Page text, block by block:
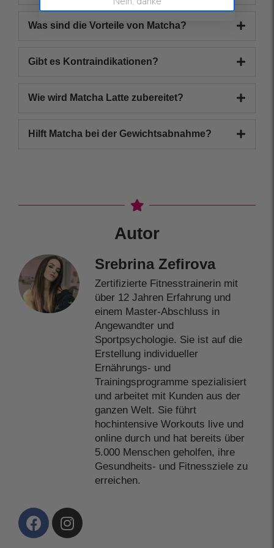
Was sind die Vorteile von Matcha?
Gibt es Kontraindikationen?
Wie wird Matcha Latte zubereitet?
Hilft Matcha bei der Gewichtsabnahme?
Autor
Srebrina Zefirova
Zertifizierte Fitnesstrainerin mit
über 12 Jahren Erfahrung und
einem Master-Abschluss in
Angewandter und
Sportpsychologie. Sie ist auf die
Erstellung individueller
Ernährungs- und
Trainingsprogramme spezialisiert
und arbeitet mit Kunden aus der
ganzen Welt. Sie führt
hochintensive Workouts live und
online durch und hat bereits über
5.000 Menschen geholfen, ihre
Gesundheits- und Fitnessziele zu
erreichen.